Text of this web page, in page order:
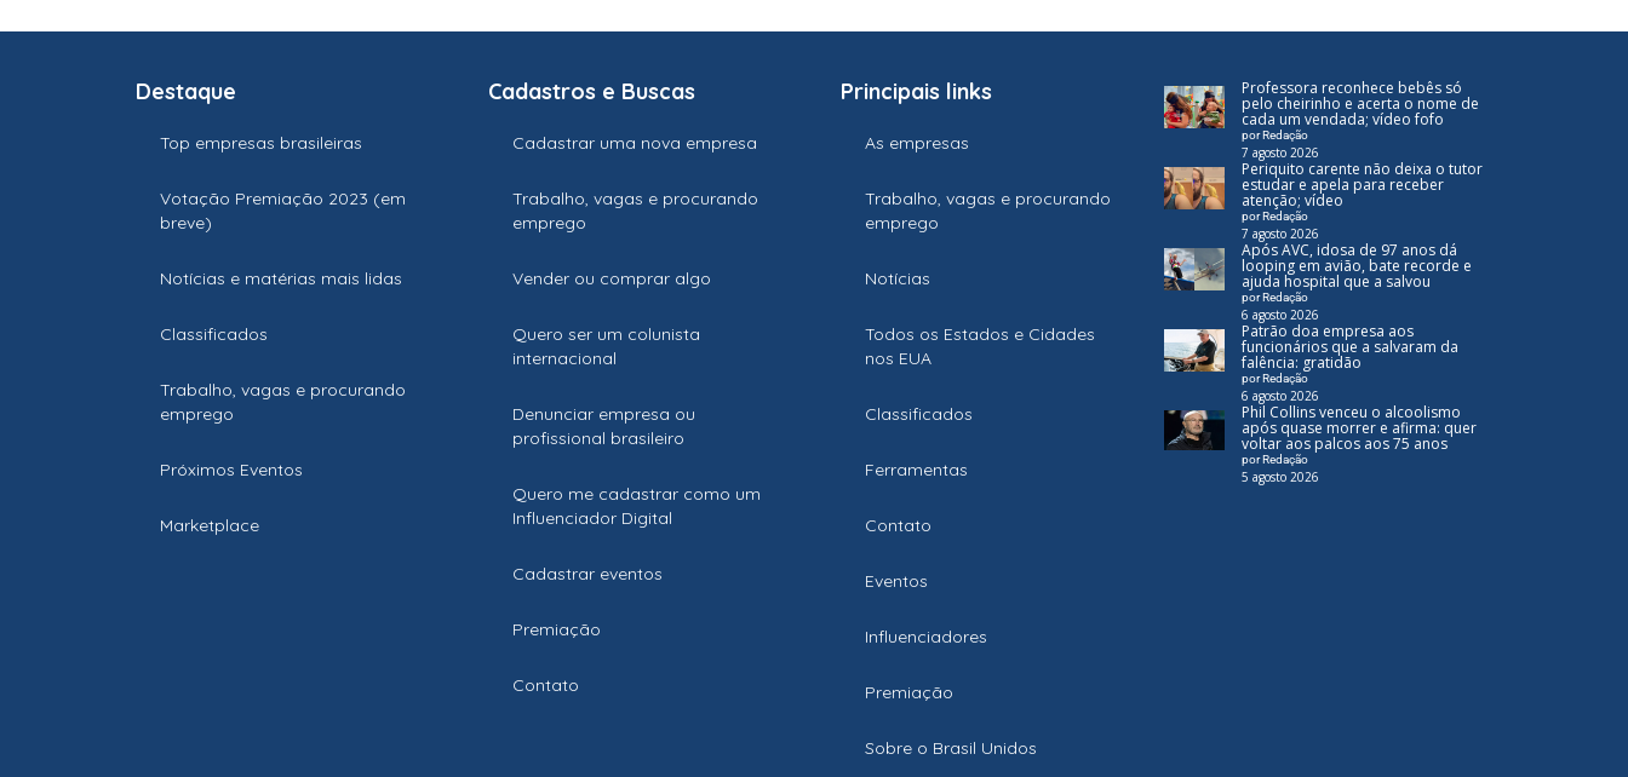
Destaque
Top empresas brasileiras
Votação Premiação 2023 (em
breve)
Notícias e matérias mais lidas
Classificados
Trabalho, vagas e procurando
emprego
Próximos Eventos
Marketplace
Cadastros e Buscas
Cadastrar uma nova empresa
Trabalho, vagas e procurando
emprego
Vender ou comprar algo
Quero ser um colunista
internacional
Denunciar empresa ou
profissional brasileiro
Quero me cadastrar como um
Influenciador Digital
Cadastrar eventos
Premiação
Contato
Principais links
As empresas
Trabalho, vagas e procurando
emprego
Notícias
Todos os Estados e Cidades
nos EUA
Classificados
Ferramentas
Contato
Eventos
Influenciadores
Premiação
Sobre o Brasil Unidos
Professora reconhece bebês só
pelo cheirinho e acerta o nome de
cada um vendada; vídeo fofo
por Redação
7 agosto 2026
Periquito carente não deixa o tutor
estudar e apela para receber
atenção; vídeo
por Redação
7 agosto 2026
Após AVC, idosa de 97 anos dá
looping em avião, bate recorde e
ajuda hospital que a salvou
por Redação
6 agosto 2026
Patrão doa empresa aos
funcionários que a salvaram da
falência: gratidão
por Redação
6 agosto 2026
Phil Collins venceu o alcoolismo
após quase morrer e afirma: quer
voltar aos palcos aos 75 anos
por Redação
5 agosto 2026